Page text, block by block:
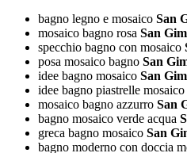
bagno legno e mosaico San
mosaico bagno rosa San
specchio bagno con mosaico
posa mosaico bagno San
idee bagno mosaico San
idee bagno piastrelle mosaico
mosaico bagno azzurro San
bagno mosaico verde acqua
greca bagno mosaico San
bagno moderno con doccia